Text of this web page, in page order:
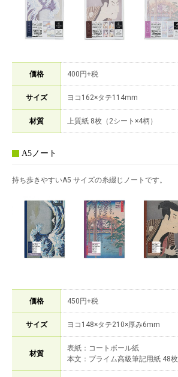
価格 400円+税
サイズ ヨコ162×タテ114mm
材質 上質紙 8枚（2シート×4柄）
A5ノート
持ち歩きやすいA5 サイズの糸綴じノートです。
価格 450円+税
サイズ ヨコ148×タテ210×厚み6mm
材質
表紙：コートボール紙
本文：プライム高級筆記用紙 48枚